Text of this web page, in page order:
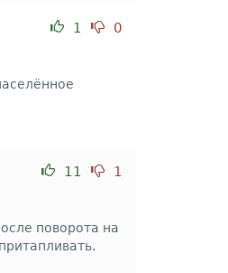
1 0
11 1
поворота на